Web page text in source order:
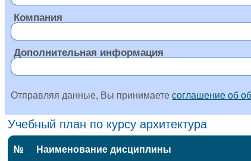
Компания
Дополнительная информация
Отправляя данные, Вы принимаетесоглашение об
Учебный план по курсу архитектура
№ Наименование дисциплины